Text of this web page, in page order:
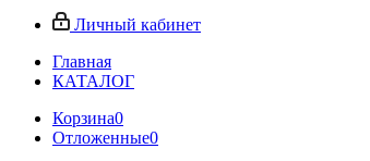
Личный кабинет
Главная
КАТАЛОГ
Корзина0
Отложенные0